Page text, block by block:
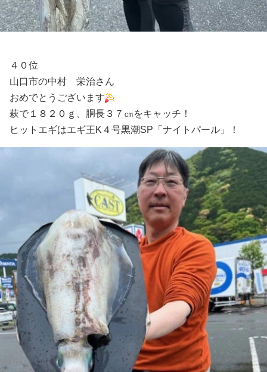
４０位
山口市の中村 栄治さん
おめでとうございます
萩で１８２０ｇ、胴長３７㎝をキャッチ！
ヒットエギはエギ王K４号黒潮SP「ナイトパール」！